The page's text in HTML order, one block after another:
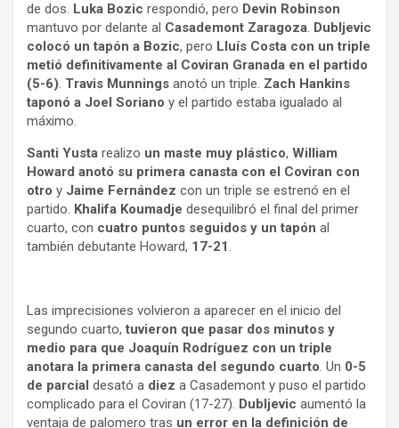
de dos. Luka Bozic respondió, pero Devin Robinson
mantuvo por delante al Casademont Zaragoza. Dubljevic
colocó un tapón a Bozic, pero Lluís Costa con un triple
metió definitivamente al Coviran Granada en el partido
(5-6). Travis Munnings anotó un triple. Zach Hankins
taponó a Joel Soriano y el partido estaba igualado al
máximo.
Santi Yusta realizo un maste muy plástico, William
Howard anotó su primera canasta con el Coviran con
otro y Jaime Fernández con un triple se estrenó en el
partido. Khalifa Koumadje desequilibró el final del primer
cuarto, con cuatro puntos seguidos y un tapón al
también debutante Howard, 17-21.
Las imprecisiones volvieron a aparecer en el inicio del
segundo cuarto,tuvieron que pasar dos minutos y
medio para que Joaquín Rodríguez con un triple
anotara la primera canasta del segundo cuarto. Un 0-5
de parcial desató a diez a Casademont y puso el partido
complicado para el Coviran (17-27). Dubljevic aumentó la
ventaja de palomero tras un error en la definición de